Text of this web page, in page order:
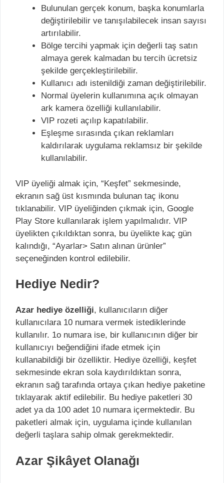
Bulunulan gerçek konum, başka konumlarla
değiştirilebilir ve tanışılabilecek insan sayısı
artırılabilir.
Bölge tercihi yapmak için değerli taş satın
almaya gerek kalmadan bu tercih ücretsiz
şekilde gerçekleştirilebilir.
Kullanıcı adı istenildiği zaman değiştirilebilir.
Normal üyelerin kullanımına açık olmayan
ark kamera özelliği kullanılabilir.
VIP rozeti açılıp kapatılabilir.
Eşleşme sırasında çıkan reklamları
kaldırılarak uygulama reklamsız bir şekilde
kullanılabilir.
VIP üyeliği almak için, “Keşfet” sekmesinde,
ekranın sağ üst kısmında bulunan taç ikonu
tıklanabilir. VIP üyeliğinden çıkmak için, Google
Play Store kullanılarak işlem yapılmalıdır. VIP
üyelikten çıkıldıktan sonra, bu üyelikte kaç gün
kalındığı, “Ayarlar> Satın alınan ürünler”
seçeneğinden kontrol edilebilir.
Hediye Nedir?
Azar hediye özelliği, kullanıcıların diğer
kullanıcılara 10 numara vermek istediklerinde
kullanılır. 1o numara ise, bir kullanıcının diğer bir
kullanıcıyı beğendiğini ifade etmek için
kullanabildiği bir özelliktir. Hediye özelliği, keşfet
sekmesinde ekran sola kaydırıldıktan sonra,
ekranın sağ tarafında ortaya çıkan hediye paketine
tıklayarak aktif edilebilir. Bu hediye paketleri 30
adet ya da 100 adet 10 numara içermektedir. Bu
paketleri almak için, uygulama içinde kullanılan
değerli taşlara sahip olmak gerekmektedir.
Azar Şikâyet Olanağı